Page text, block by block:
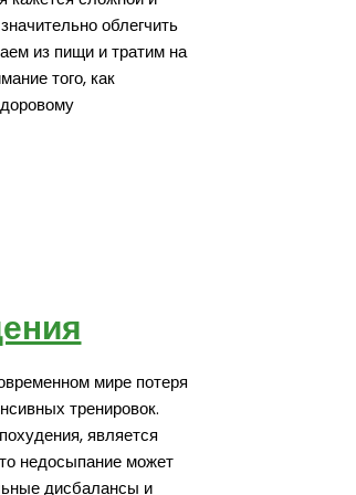
облегчить
из пищи и тратим на
того, как
мире потеря
тренировок.
является
недосыпание может
дисбалансы и